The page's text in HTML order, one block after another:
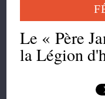
Le « Père
la Légion